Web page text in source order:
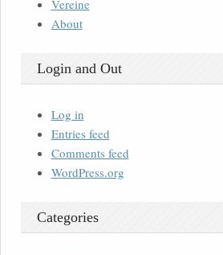
Vereine
About
Login and Out
Log in
Entries feed
Comments feed
WordPress.org
Categories